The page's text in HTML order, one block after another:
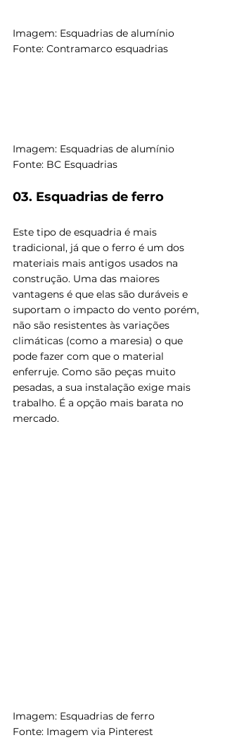
Imagem: Esquadrias de alumínio
Fonte: Contramarco esquadrias
Imagem: Esquadrias de alumínio
Fonte: BC Esquadrias
03. Esquadrias de ferro
Este tipo de esquadria é mais
tradicional, já que o ferro é um dos
materiais mais antigos usados na
construção. Uma das maiores
vantagens é que elas são duráveis e
suportam o impacto do vento porém,
não são resistentes às variações
climáticas (como a maresia) o que
pode fazer com que o material
enferruje. Como são peças muito
pesadas, a sua instalação exige mais
trabalho. É a opção mais barata no
mercado.
Imagem: Esquadrias de ferro
Fonte: Imagem via Pinterest